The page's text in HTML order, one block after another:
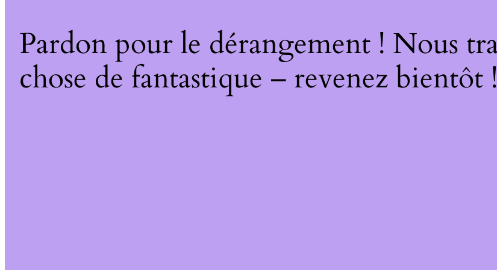
Pardon pour le dérangement ! Nous
chose de fantastique – revenez bientôt !